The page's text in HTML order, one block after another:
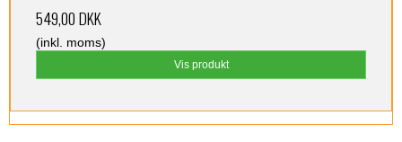
549,00 DKK
(inkl. moms)
Vis produkt